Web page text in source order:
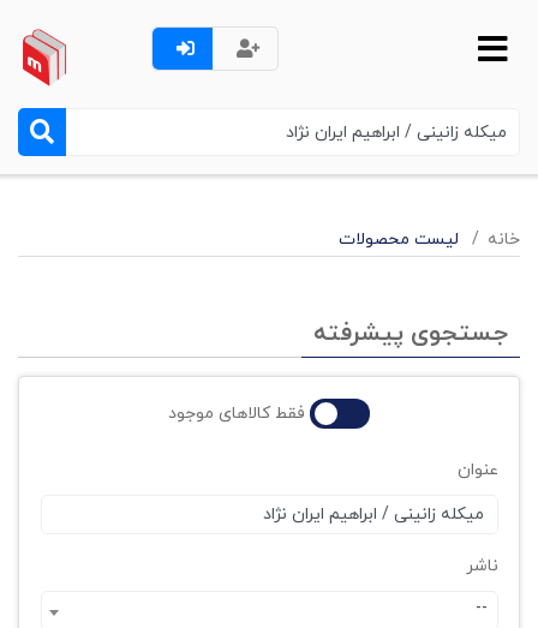
خانه لیست محصولات
جستجوی پیشرفته
فقط کالاهای موجود
عنوان
ناشر
--